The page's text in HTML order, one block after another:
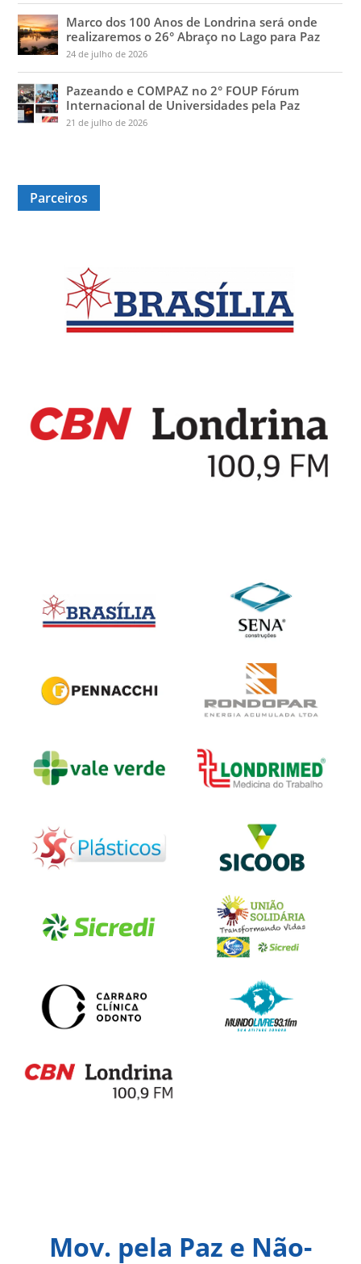
Marco dos 100 Anos de Londrina será onde
realizaremos o 26° Abraço no Lago para Paz
24 de julho de 2026
Pazeando e COMPAZ no 2° FOUP Fórum
Internacional de Universidades pela Paz
21 de julho de 2026
Parceiros
Mov. pela Paz e Não-